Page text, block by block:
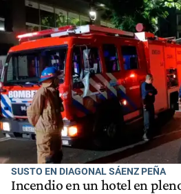
SUSTO EN DIAGONAL SÁENZ PEÑA
Incendio en un hotel en